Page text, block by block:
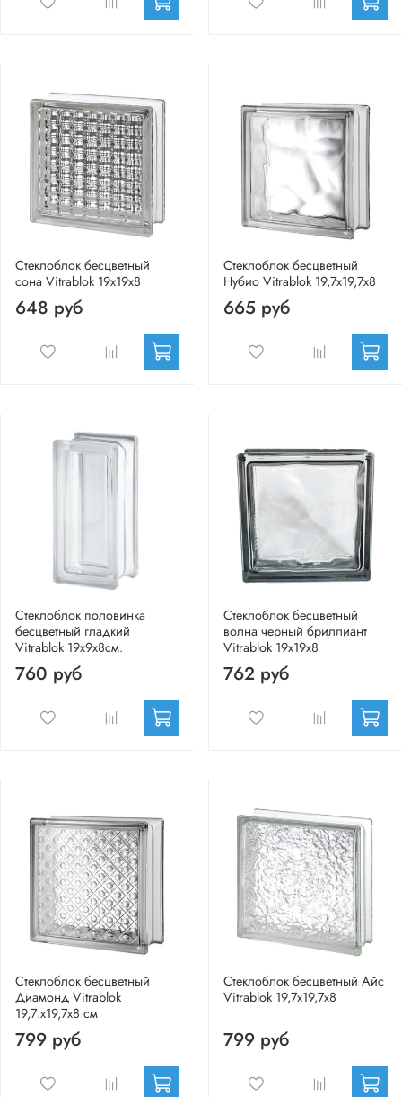
Стеклоблок бесцветный
сона Vitrablok 19х19х8
648 руб
Стеклоблок бесцветный
Нубио Vitrablok 19,7x19,7x8
665 руб
Стеклоблок половинка
бесцветный гладкий
Vitrablok 19х9х8см.
760 руб
Стеклоблок бесцветный
волна черный бриллиант
Vitrablok 19х19х8
762 руб
Стеклоблок бесцветный
Диамонд Vitrablok
19,7.x19,7x8 см
799 руб
Стеклоблок бесцветный Айс
Vitrablok 19,7x19,7x8
799 руб